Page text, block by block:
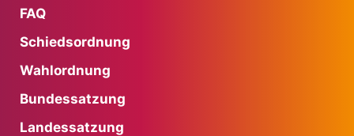
FAQ
Schiedsordnung
Wahlordnung
Bundessatzung
Landessatzung